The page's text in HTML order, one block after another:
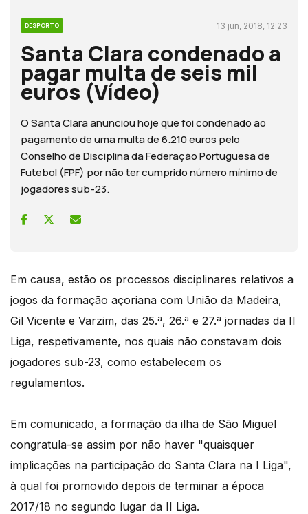
DESPORTO 13 jun, 2018, 12:23
Santa Clara condenado a
pagar multa de seis mil
euros (Vídeo)
O Santa Clara anunciou hoje que foi condenado ao
pagamento de uma multa de 6.210 euros pelo
Conselho de Disciplina da Federação Portuguesa de
Futebol (FPF) por não ter cumprido número mínimo de
jogadores sub-23.
Em causa, estão os processos disciplinares relativos a
jogos da formação açoriana com União da Madeira,
Gil Vicente e Varzim, das 25.ª, 26.ª e 27.ª jornadas da II
Liga, respetivamente, nos quais não constavam dois
jogadores sub-23, como estabelecem os
regulamentos.
Em comunicado, a formação da ilha de São Miguel
congratula-se assim por não haver "quaisquer
implicações na participação do Santa Clara na I Liga",
à qual foi promovido depois de terminar a época
2017/18 no segundo lugar da II Liga.